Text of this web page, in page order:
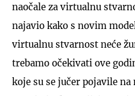
naočale za virtualnu
najavio kako s novim
virtualnu stvarnost neće
trebamo očekivati ove
koje su se jučer pojavile